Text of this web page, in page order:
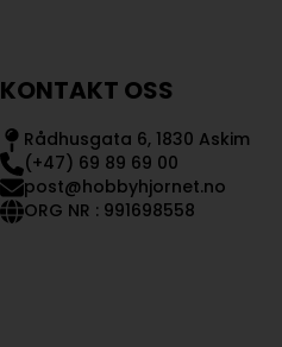
KONTAKT OSS
Rådhusgata 6, 1830 Askim
(+47) 69 89 69 00
post@hobbyhjornet.no
ORG NR : 991698558